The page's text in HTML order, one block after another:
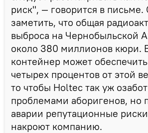
риск", — говорится в письме.
заметить, что общая
выброса на Чернобыльской
около 380 миллионов кюри.
контейнер может
четырех процентов от этой
то чтобы Holtec так уж
проблемами аборигенов, но
аварии репутационные
накроют компанию.